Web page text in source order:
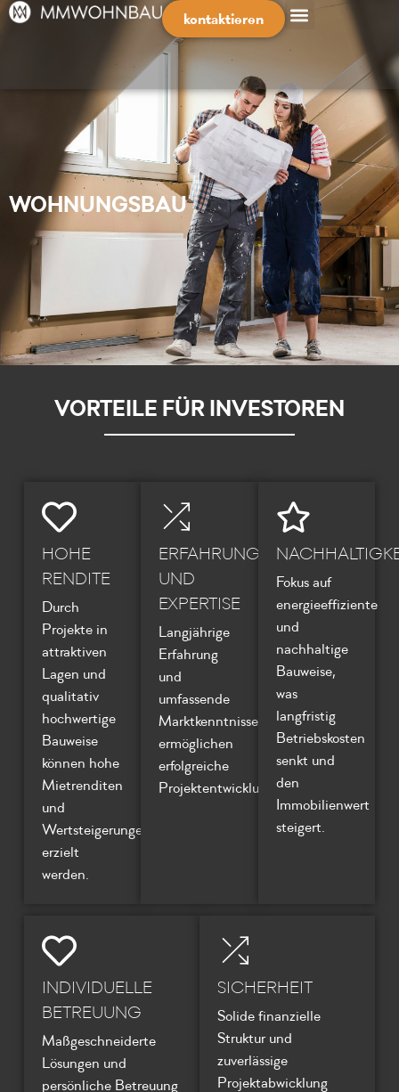
kontaktieren
WOHNUNGSBAU
VORTEILE FÜR INVESTOREN
HOHE
RENDITE
Durch
Projekte in
attraktiven
Lagen und
qualitativ
hochwertige
Bauweise
können hohe
Mietrenditen
und
Wertsteigerungen
erzielt
werden.
ERFAHRUNG
UND
EXPERTISE
Langjährige
Erfahrung
und
umfassende
Marktkenntnisse
ermöglichen
erfolgreiche
Projektentwicklungen.
Fokus auf
energieeffiziente
und
nachhaltige
Bauweise,
was
langfristig
Betriebskosten
senkt und
den
Immobilienwert
steigert.
INDIVIDUELLE
BETREUUNG
Maßgeschneiderte
Lösungen und
persönliche Betreuung
SICHERHEIT
Solide finanzielle
Struktur und
zuverlässige
Projektabwicklung